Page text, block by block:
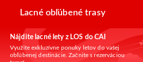
Lacné obľúbené trasy
Nájdite lacné lety z LOS do CAI
Využite exkluzívne ponuky letov do vašej
obľúbenej destinácie. Začnite s rezerváciou